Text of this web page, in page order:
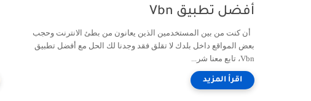
أفضل تطبيق Vbn
أن كنت من بين المستخدمين الذين يعانون من بطئ الانترنت وحجب
بعض المواقع داخل بلدك لا تقلق فقد وجدنا لك الحل مع أفضل تطبيق
Vbn، تابع معنا شر...